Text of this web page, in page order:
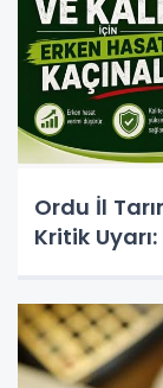
Ordu İl
Kritik